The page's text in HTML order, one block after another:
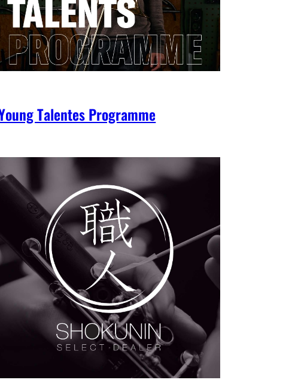
Talentes Programme